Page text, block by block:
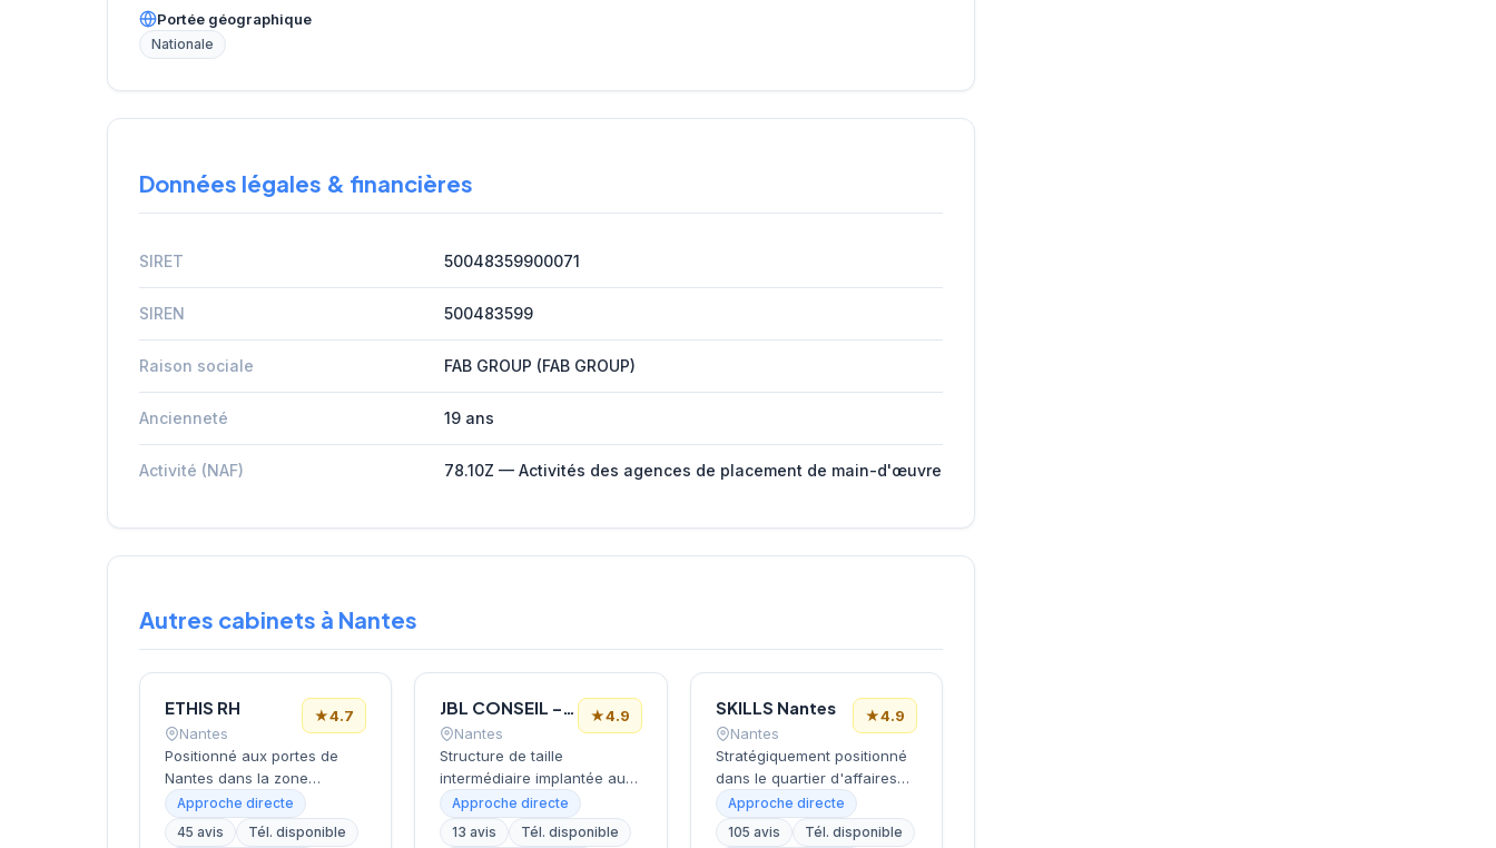
Portée géographique
Nationale
Données légales & financières
SIRET 50048359900071
SIREN 500483599
Raison sociale FAB GROUP (FAB GROUP)
Ancienneté 19 ans
Activité (NAF) 78.10Z — Activités des agences de placement de main-d'œuvre
Autres cabinets à Nantes
ETHIS RH
Nantes
★4.7
Positionné aux portes de
Nantes dans la zone
d'activité de Saint-Herblain,
ce cabinet de recrutement
Approche directe
45 avis
Tél. disponible
JBL CONSEIL – Cabinet de recrutement NANTES
Nantes
★4.9
Structure de taille
intermédiaire implantée au
cœur de Nantes, ce cabinet
de recrutement opère
Approche directe
13 avis
Tél. disponible
SKILLS Nantes
Nantes
★4.9
Stratégiquement positionné
dans le quartier d'affaires
Euronantes, ce cabinet de
recrutement accompagne
Approche directe
105 avis
Tél. disponible